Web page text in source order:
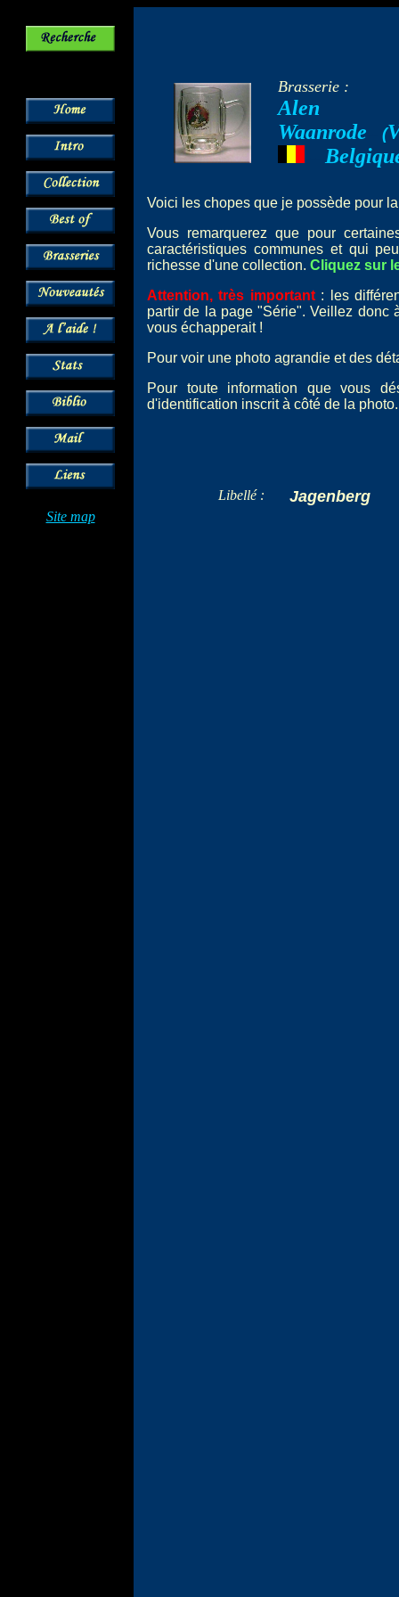
Site map
Brasserie :
Alen
Waanrode
(
Voici les chopes que je possède pour
Vous remarquerez que pour
caractéristiques communes et qui
richesse d'une collection. Cliquez sur
Attention, très important: les
partir de la page "Série". Veillez donc
vous échapperait !
Pour voir une photo agrandie et des
Pour toute information que vous
d'identification inscrit à côté de la photo.
Libellé : Jagenberg